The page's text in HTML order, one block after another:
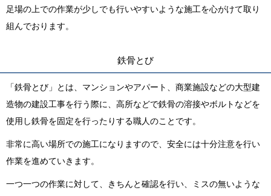
足場の上での作業が少しでも行いやすいような施工を心がけて取り
組んでおります。
鉄骨とび
「鉄骨とび」とは、マンションやアパート、商業施設などの大型建
造物の建設工事を行う際に、高所などで鉄骨の溶接やボルトなどを
使用し鉄骨を固定を行ったりする職人のことです。
非常に高い場所での施工になりますので、安全には十分注意を行い
作業を進めていきます。
一つ一つの作業に対して、きちんと確認を行い、ミスの無いような